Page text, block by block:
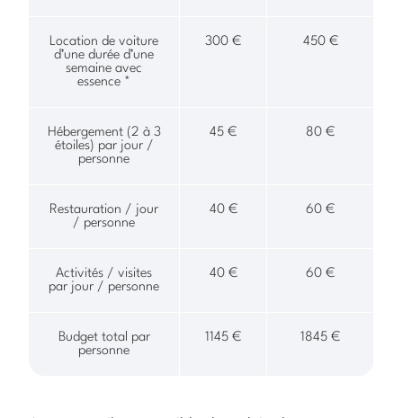
Location de voiture
d’une durée d’une
semaine avec
essence *
300 € 450 €
Hébergement (2 à 3
étoiles) par jour /
personne
45 € 80 €
Restauration / jour
/ personne
40 € 60 €
Activités / visites
par jour / personne
40 € 60 €
Budget total par
personne
1145 € 1845 €